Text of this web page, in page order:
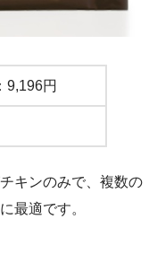
9,196円
キンのみで、複数の
最適です。